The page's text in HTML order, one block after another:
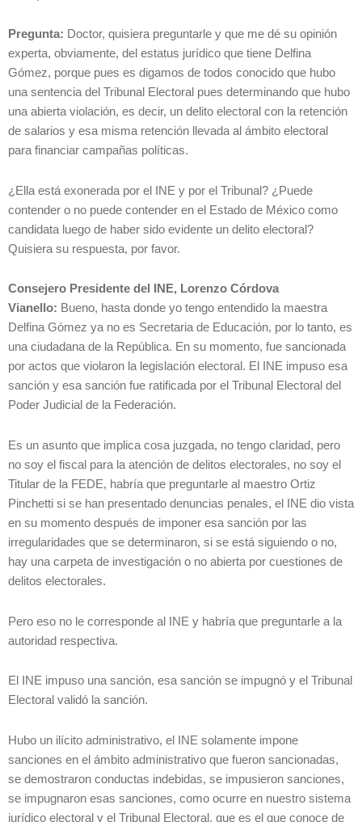
Pregunta: Doctor, quisiera preguntarle y que me dé su opinión
experta, obviamente, del estatus jurídico que tiene Delfina
Gómez, porque pues es digamos de todos conocido que hubo
una sentencia del Tribunal Electoral pues determinando que hubo
una abierta violación, es decir, un delito electoral con la retención
de salarios y esa misma retención llevada al ámbito electoral
para financiar campañas políticas.
¿Ella está exonerada por el INE y por el Tribunal? ¿Puede
contender o no puede contender en el Estado de México como
candidata luego de haber sido evidente un delito electoral?
Quisiera su respuesta, por favor.
Consejero Presidente del INE, Lorenzo Córdova
Vianello: Bueno, hasta donde yo tengo entendido la maestra
Delfina Gómez ya no es Secretaria de Educación, por lo tanto, es
una ciudadana de la República. En su momento, fue sancionada
por actos que violaron la legislación electoral. El INE impuso esa
sanción y esa sanción fue ratificada por el Tribunal Electoral del
Poder Judicial de la Federación.
Es un asunto que implica cosa juzgada, no tengo claridad, pero
no soy el fiscal para la atención de delitos electorales, no soy el
Titular de la FEDE, habría que preguntarle al maestro Ortiz
Pinchetti si se han presentado denuncias penales, el INE dio vista
en su momento después de imponer esa sanción por las
irregularidades que se determinaron, si se está siguiendo o no,
hay una carpeta de investigación o no abierta por cuestiones de
delitos electorales.
Pero eso no le corresponde al INE y habría que preguntarle a la
autoridad respectiva.
El INE impuso una sanción, esa sanción se impugnó y el Tribunal
Electoral validó la sanción.
Hubo un ilícito administrativo, el INE solamente impone
sanciones en el ámbito administrativo que fueron sancionadas,
se demostraron conductas indebidas, se impusieron sanciones,
se impugnaron esas sanciones, como ocurre en nuestro sistema
jurídico electoral y el Tribunal Electoral, que es el que conoce de